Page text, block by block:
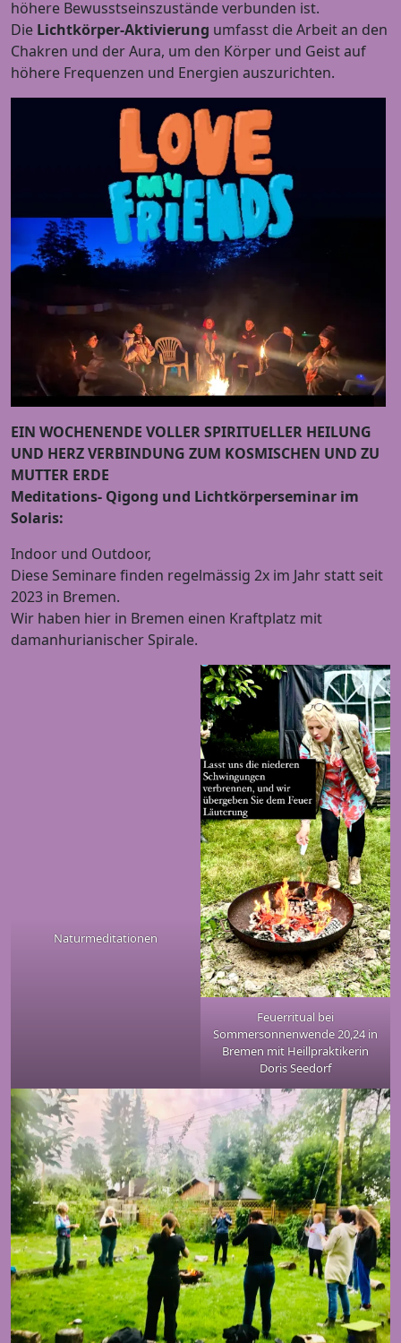
höhere Bewusstseinszustände verbunden ist.
Die Lichtkörper-Aktivierung umfasst die Arbeit an den
Chakren und der Aura, um den Körper und Geist auf
höhere Frequenzen und Energien auszurichten.
EIN WOCHENENDE VOLLER SPIRITUELLER HEILUNG
UND HERZ VERBINDUNG ZUM KOSMISCHEN UND ZU
MUTTER ERDE
Meditations- Qigong und Lichtkörperseminar im
Solaris:
Indoor und Outdoor,
Diese Seminare finden regelmässig 2x im Jahr statt seit
2023 in Bremen.
Wir haben hier in Bremen einen Kraftplatz mit
damanhurianischer Spirale.
Naturmeditationen
Feuerritual bei
Sommersonnenwende 20,24 in
Bremen mit Heillpraktikerin
Doris Seedorf